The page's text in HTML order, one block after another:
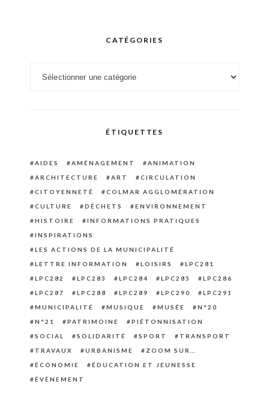
CATÉGORIES
ÉTIQUETTES
AIDES AMÉNAGEMENT
ANIMATION
ARCHITECTURE
ART
CIRCULATION
CITOYENNETÉ
COLMAR AGGLOMÉRATION
CULTURE
DÉCHETS
ENVIRONNEMENT
HISTOIRE
INFORMATIONS PRATIQUES
INSPIRATIONS
LES ACTIONS DE LA MUNICIPALITÉ
LETTRE INFORMATION
LOISIRS
LPC281
LPC282
LPC283 LPC284 LPC285
LPC286
LPC287
LPC288 LPC289 LPC290
LPC291
MUNICIPALITÉ
MUSIQUE MUSÉE
N°20
N°21
PATRIMOINE
PIÉTONNISATION
SOCIAL
SOLIDARITÉ SPORT
TRANSPORT
TRAVAUX
URBANISME
ZOOM SUR…
ÉCONOMIE
ÉDUCATION ET JEUNESSE
ÉVÈNEMENT